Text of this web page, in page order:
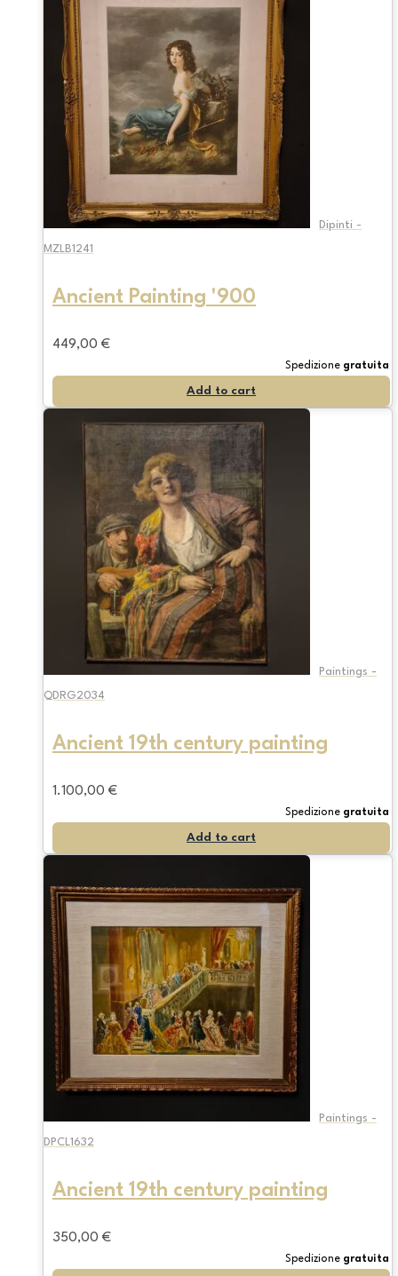
Dipinti -
MZLB1241
Ancient Painting '900
449,00 €
Spedizione gratuita
Add to cart
Paintings -
QDRG2034
Ancient 19th century painting
1.100,00 €
Spedizione gratuita
Add to cart
Paintings -
DPCL1632
Ancient 19th century painting
350,00 €
Spedizione gratuita